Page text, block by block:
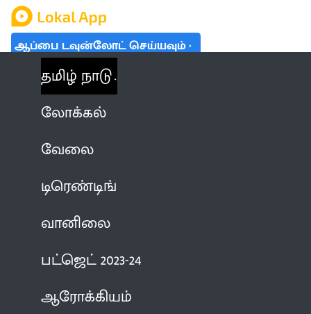
ஆப்பை டவுன்லோட் செய்யவும்
தமிழ் நாடு
லோக்கல்
வேலை
டிரெண்டிங்
வானிலை
பட்ஜெட் 2023-24
ஆரோக்கியம்